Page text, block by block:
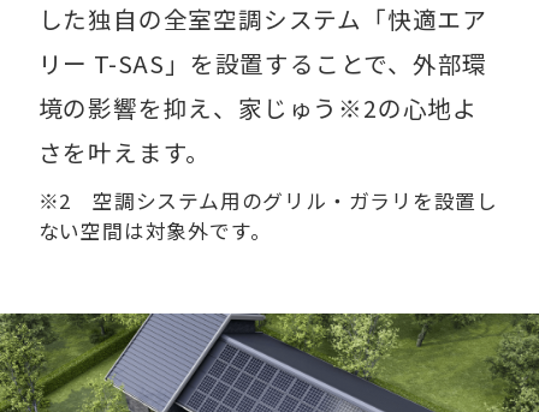
した独自の全室空調システム「快適エア
リー T-SAS」を設置することで、外部環
境の影響を抑え、家じゅう※2の心地よ
さを叶えます。
※2 空調システム用のグリル・ガラリを設置し
ない空間は対象外です。​